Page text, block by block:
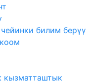
билим берүү
кызматташтык